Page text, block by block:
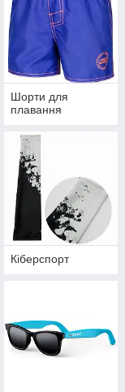
Шорти для
плавання
Кіберспорт